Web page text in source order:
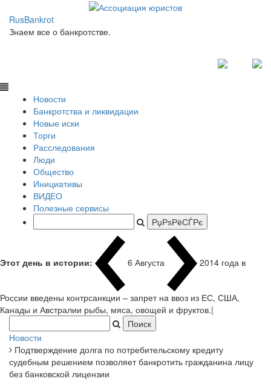
RusBankrot
Знаем все о банкротстве.
Новости
Банкротства и ликвидации
Новые иски
Торги
Расследования
Люди
Общество
Инициативы
ВИДЕО
Полезные сервисы
Этот день в истории: 6 Августа 2014 года в
России введены контрсанкции – запрет на ввоз из ЕС, США,
Канады и Австралии рыбы, мяса, овощей и фруктов.|
Новости
Подтверждение долга по потребительскому кредиту
судебным решением позволяет банкротить гражданина лицу
без банковской лицензии